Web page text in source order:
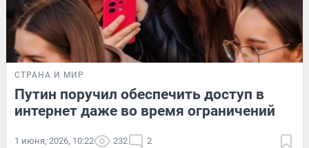
СТРАНА И МИР
Путин поручил обеспечить доступ в
интернет даже во время ограничений
1 июня, 2026, 10:22 232 2